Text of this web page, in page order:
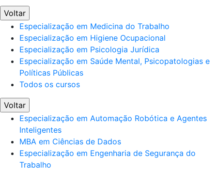
Voltar
Especialização em Medicina do Trabalho
Especialização em Higiene Ocupacional
Especialização em Psicologia Jurídica
Especialização em Saúde Mental, Psicopatologias e
Políticas Públicas
Todos os cursos
Voltar
Especialização em Automação Robótica e Agentes
Inteligentes
MBA em Ciências de Dados
Especialização em Engenharia de Segurança do
Trabalho